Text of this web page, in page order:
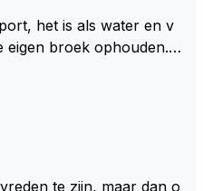
het is als water en v
eigen broek ophouden.
sheriff van Nottinghem
verscholen de arge
Staat heeft nooit ooit m
investeren en dat zal
te zijn, maar dan o